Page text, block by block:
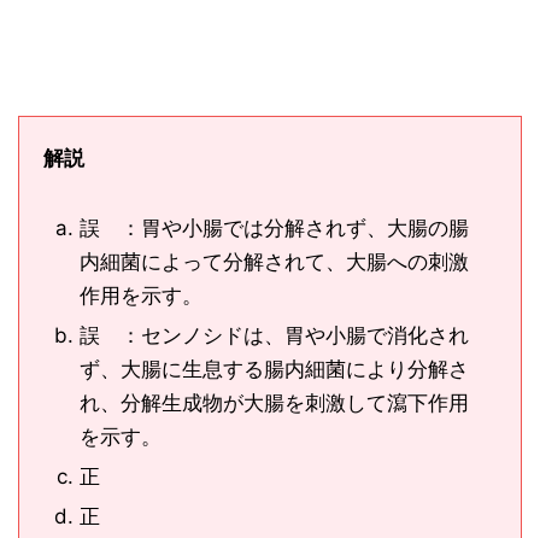
解説
誤 ：胃や小腸では分解されず、大腸の腸
内細菌によって分解されて、大腸への刺激
作用を示す。
誤 ：センノシドは、胃や小腸で消化され
ず、大腸に生息する腸内細菌により分解さ
れ、分解生成物が大腸を刺激して瀉下作用
を示す。
正
正